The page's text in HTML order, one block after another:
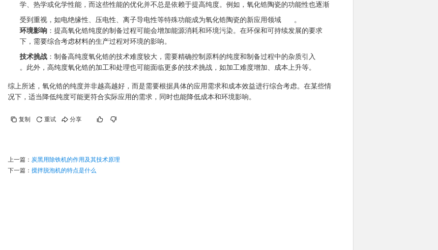
学、热学或化学性能，而这些性能的优化并不总是依赖于提高纯度。例如，氧化锆陶瓷的功能性也逐渐
受到重视，如电绝缘性、压电性、离子导电性等特殊功能成为氧化锆陶瓷的新应用领域
。
环境影响：提高氧化锆纯度的制备过程可能会增加能源消耗和环境污染。在环保和可持续发展的要求
下，需要综合考虑材料的生产过程对环境的影响。
技术挑战：制备高纯度氧化锆的技术难度较大，需要精确控制原料的纯度和制备过程中的杂质引入
。此外，高纯度氧化锆的加工和处理也可能面临更多的技术挑战，如加工难度增加、成本上升等。
综上所述，氧化锆的纯度并非越高越好，而是需要根据具体的应用需求和成本效益进行综合考虑。在某些情
况下，适当降低纯度可能更符合实际应用的需求，同时也能降低成本和环境影响。
复制 重试 分享
上一篇： 炭黑用除铁机的作用及其技术原理
下一篇： 搅拌脱泡机的特点是什么